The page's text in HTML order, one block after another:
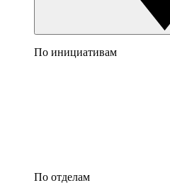
По инициативам
По отделам